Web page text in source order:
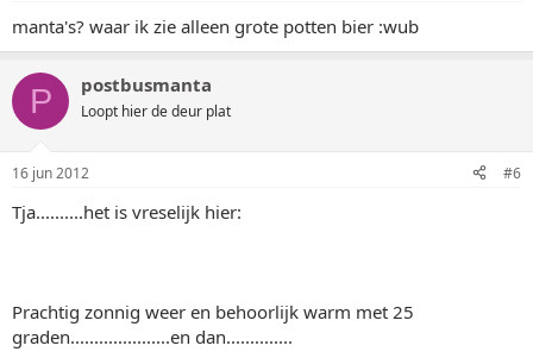
manta's? waar ik zie alleen grote potten bier :wub
P postbusmanta
Loopt hier de deur plat
16 jun 2012 #6
Tja..........het is vreselijk hier:
Prachtig zonnig weer en behoorlijk warm met 25
graden.....................en dan..............